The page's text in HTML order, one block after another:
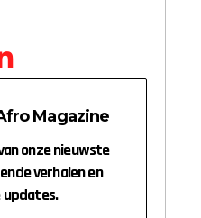
Magazine
onze nieuwste
verhalen en
updates.